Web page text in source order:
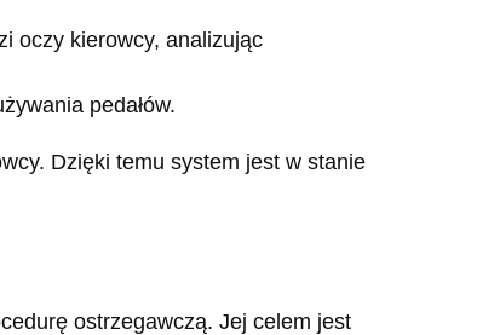
oczy kierowcy, analizując
pedałów.
Dzięki temu system jest w stanie
ostrzegawczą. Jej celem jest